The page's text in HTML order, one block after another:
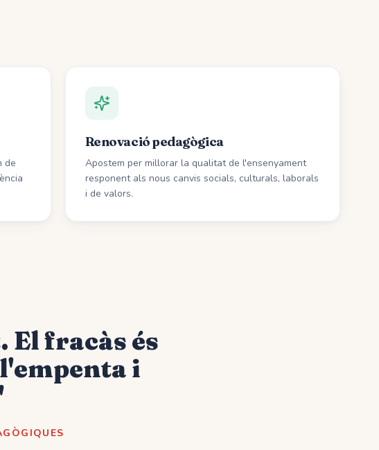
de
Renovació pedagògica
Apostem per millorar la qualitat de l'ensenyament
responent als nous canvis socials, culturals, laborals
i de valors.
fracàs és
i